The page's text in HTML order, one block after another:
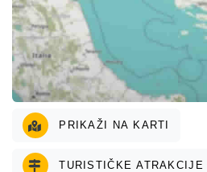
PRIKAŽI NA KARTI
TURISTIČKE ATRAKCIJE